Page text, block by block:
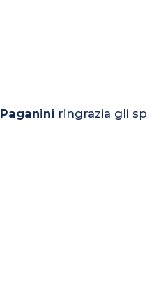
ringrazia gli